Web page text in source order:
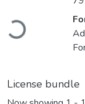
Loading...
License bundle